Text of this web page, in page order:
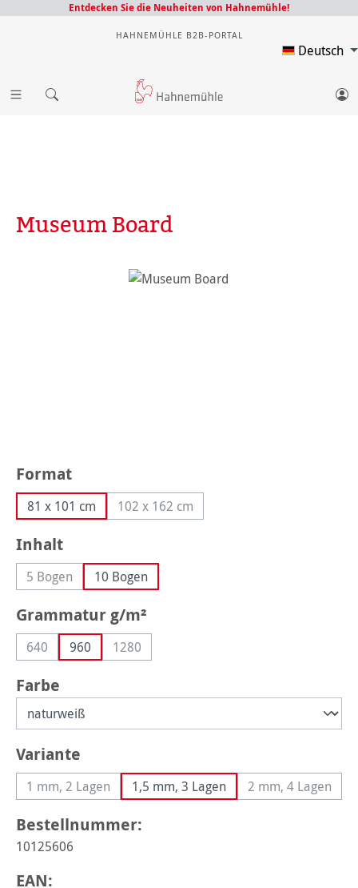
Entdecken Sie die Neuheiten von Hahnemühle!
HAHNEMÜHLE B2B-PORTAL
Deutsch
Museum Board
Bildergalerie überspringen
Formatauswählen
81 x 101 cm 102 x 162 cm(Diese Option ist zurzeit nicht
Inhaltauswählen
5 Bogen(Diese Option ist zurzeit nicht verfügbar.)
10 Bogen
Grammatur g/m²
640(Diese Option ist zurzeit nicht verfügbar.)
960 1280(Diese Option ist zurzeit nicht verfügbar.)
Farbe
Variante
1 mm, 2 Lagen(Diese Option ist zurzeit nicht verfügbar.)
1,5 mm, 3 Lagen 2 mm, 4 Lagen
(Diese
Bestellnummer:
10125606
EAN: